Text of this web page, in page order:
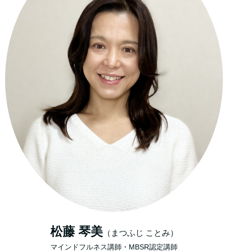
松藤 琴美（まつふじ ことみ）
マインドフルネス講師・MBSR認定講師